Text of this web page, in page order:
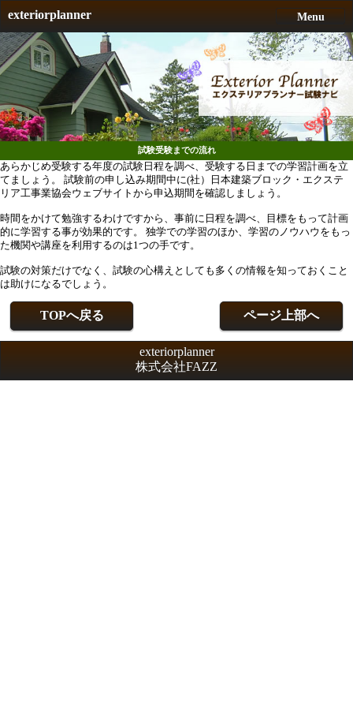
exteriorplanner Menu
試験受験までの流れ
あらかじめ受験する年度の試験日程を調べ、受験する日までの学習計画を立
てましょう。 試験前の申し込み期間中に(社）日本建築ブロック・エクステ
リア工事業協会ウェブサイトから申込期間を確認しましょう。
時間をかけて勉強するわけですから、事前に日程を調べ、目標をもって計画
的に学習する事が効果的です。 独学での学習のほか、学習のノウハウをもっ
た機関や講座を利用するのは1つの手です。
試験の対策だけでなく、試験の心構えとしても多くの情報を知っておくこと
は助けになるでしょう。
TOPへ戻る ページ上部へ
exteriorplanner
株式会社FAZZ